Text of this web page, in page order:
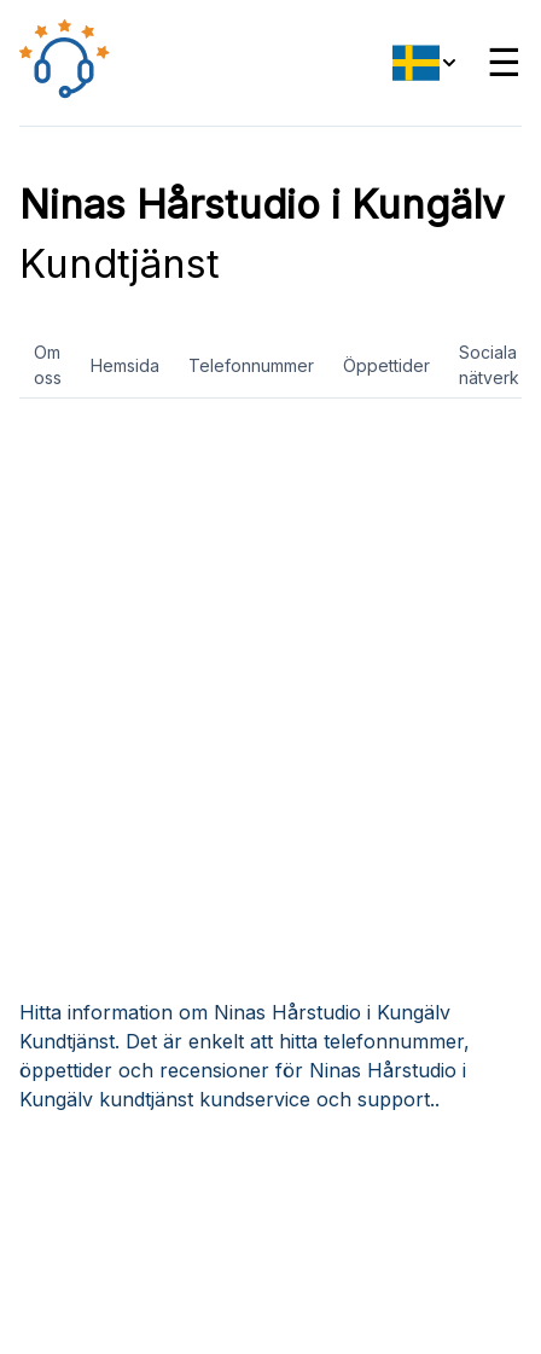
☰
Ninas Hårstudio i Kungälv
Kundtjänst
Om
oss
Hemsida Telefonnummer Öppettider
Sociala
nätverk
Hitta information om Ninas Hårstudio i Kungälv
Kundtjänst. Det är enkelt att hitta telefonnummer,
öppettider och recensioner för Ninas Hårstudio i
Kungälv kundtjänst kundservice och support..